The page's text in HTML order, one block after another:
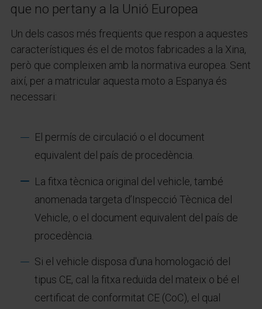
que no pertany a la Unió Europea
Un dels casos més freqüents que respon a aquestes
característiques és el de motos fabricades a la Xina,
però que compleixen amb la normativa europea. Sent
així, per a matricular aquesta moto a Espanya és
necessari:
El permís de circulació o el document
equivalent del país de procedència.
La fitxa tècnica original del vehicle, també
anomenada targeta d’Inspecció Tècnica del
Vehicle, o el document equivalent del país de
procedència.
Si el vehicle disposa d'una homologació del
tipus CE, cal la fitxa reduïda del mateix o bé el
certificat de conformitat CE (CoC), el qual